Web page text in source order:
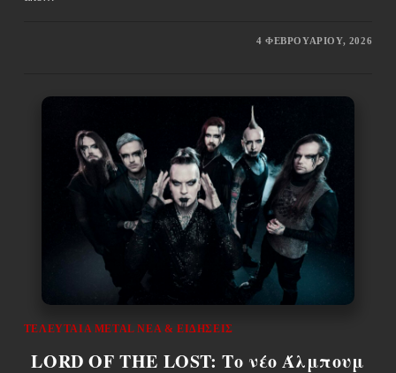
4 ΦΕΒΡΟΥΑΡΊΟΥ, 2026
ΤΕΛΕΥΤΑΊΑ METAL ΝΈΑ & EΙΔΉΣΕΙΣ
LORD OF THE LOST: Το νέο Άλμπουμ